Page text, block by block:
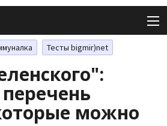
Тесты bigmir)net
можно